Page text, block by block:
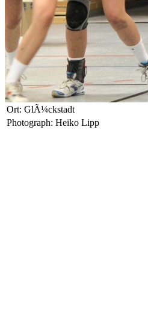
Ort: GlÃ¼ckstadt
Photograph: Heiko Lipp